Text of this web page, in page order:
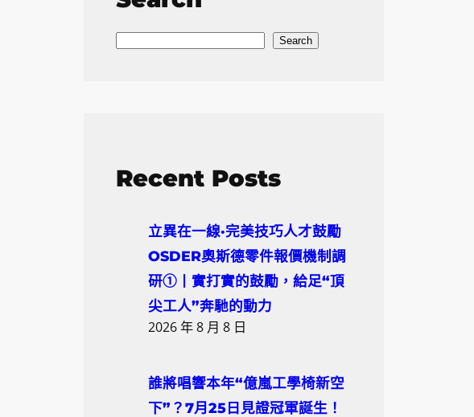
S
h
Search
Recent Posts
立異在一線·完美技巧人才鼓勵
OSDER奧斯德零件報價機制調
研①丨實打實的鼓勵，給足“頂
尖工人”奔馳的動力
2026 年 8 月 8 日
誰將唱響本年“億嵐工學椅新空
下”？7月25日見證冠軍誕生！